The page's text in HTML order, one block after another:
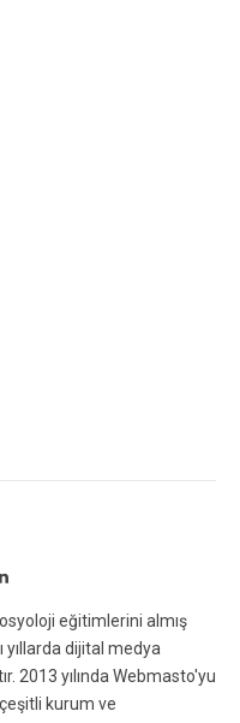
LinkedIn
eğitimlerini almış
yıllarda dijital medya
2013 yılında Webmasto'yu
kurum ve